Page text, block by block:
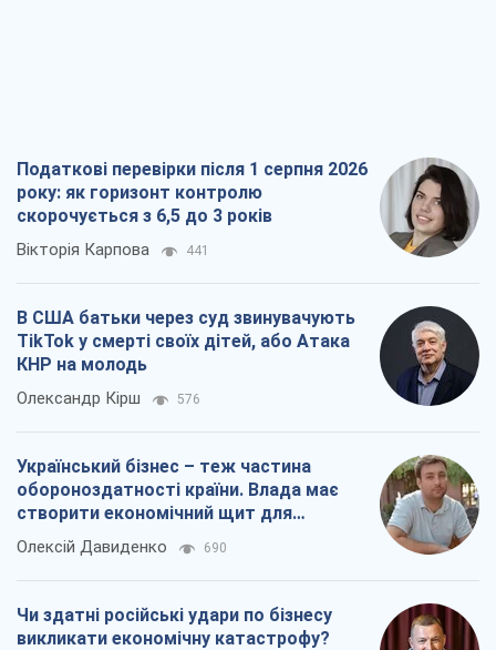
Податкові перевірки після 1 серпня 2026
року: як горизонт контролю
скорочується з 6,5 до 3 років
Вікторія Карпова 441
В США батьки через суд звинувачують
TikTok у смерті своїх дітей, або Атака
КНР на молодь
Олександр Кірш 576
Український бізнес – теж частина
обороноздатності країни. Влада має
створити економічний щит для
компаній
Олексій Давиденко 690
Чи здатні російські удари по бізнесу
викликати економічну катастрофу?